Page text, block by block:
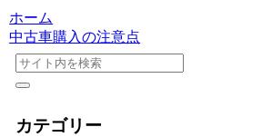
ホーム
中古車購入の注意点
カテゴリー